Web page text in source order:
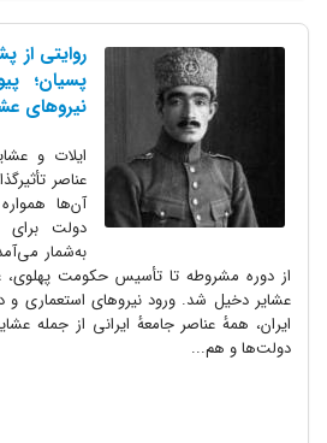
روایتی از
پسیان؛
نیروهای
ایلات و
عناصر
آن‌ها همواره
دولت برای
به‌شمار
از دوره مشروطه تا تأسیس حکومت پهلوی،
عشایر دخیل شد. ورود نیروهای استعماری و
ایران، همهٔ عناصر جامعهٔ ایرانی از جمله عشایر
دولت‌ها و هم...